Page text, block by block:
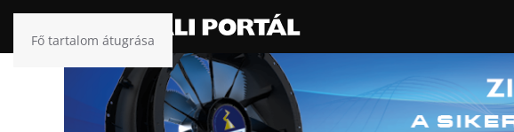
Fő tartalom átugrása